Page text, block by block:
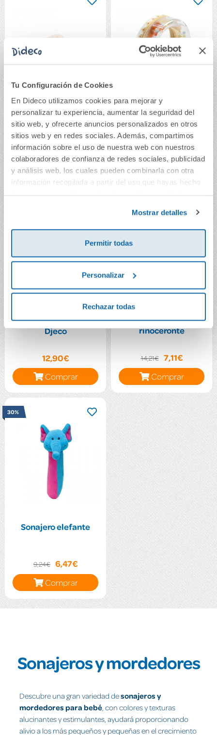
Tu Configuración de Cookies
En Dideco utilizamos cookies para mejorar y
personalizar tu experiencia, aumentar la seguridad del
sitio web, y ofrecerte anuncios personalizados en otros
sitios web y en redes sociales. Además, compartimos
información sobre el uso de nuestra web con nuestros
colaboradores de confianza de redes sociales, publicidad
y análisis web, los cuales pueden combinarla con otra
información recopilada a partir del uso que hayas hecho
Mostrar detalles
Permitir todas
Personalizar
Rechazar todas
Sonajero pelota
conejito crema
8,99€
Comprar
Sonajero Baby ring
11,50€
Comprar
Sonajero Baby plui
Djeco
12,90€
Comprar
Sonajero madera
rinoceronte
14,21€
7,11€
Comprar
30%
Sonajero elefante
9,24€ 6,47€
Comprar
Sonajeros y mordedores
Descubre una gran variedad desonajeros y
mordedores para bebé , con colores y texturas
alucinantes y estimulantes, ayudará proporcionando
alivio a los más pequeños y pequeñas en el crecimiento